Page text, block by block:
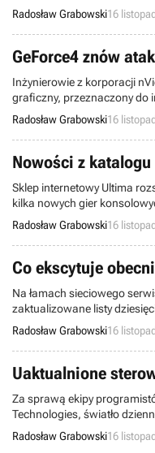
samochodowych,
teraz podała do publicznej
dotyczących
Radosław Grabowski16
GeForce4 znów
Inżynierowie z korporacji
graficzny, przeznaczony do
nazwę GeForce4 4200 Go,
zastosowaną wcześniej w
zyskał uznanie w oczach
Radosław Grabowski16
Nowości z
Sklep internetowy Ultima
kilka nowych gier
dedykowane systemom:
GameCube i GameBoy
Radosław Grabowski16
Co ekscytuje
Na łamach sieciowego
zaktualizowane listy
nowej generacji.
Radosław Grabowski16
Uaktualnione
Za sprawą ekipy
Technologies, światło
graficznych z rodziny
02.4 i współpracują z
Radosław Grabowski16